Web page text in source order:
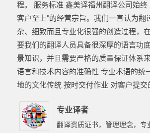
程。 服务标准 鑫美译福州翻译公司始终
客户至上"的经营宗旨。我们一直认为翻
杂、细致而且专业化很强的创造过程，
要我们的翻译人员具备很深厚的语言功
景知识，并且需要严格的质量保证体系
语言和技术内容的准确性 专业术语的统
地的文化传统 按时交付作业 对客户提交
专业译者
翻译资质证书，管理理念，专